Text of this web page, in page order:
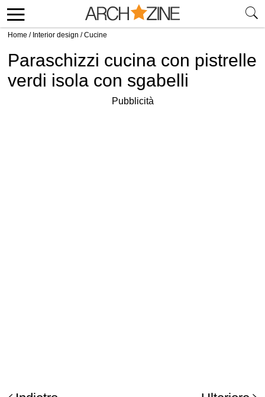
Home / Interior design /Cucine
Paraschizzi cucina con pistrelle
verdi isola con sgabelli
Pubblicità